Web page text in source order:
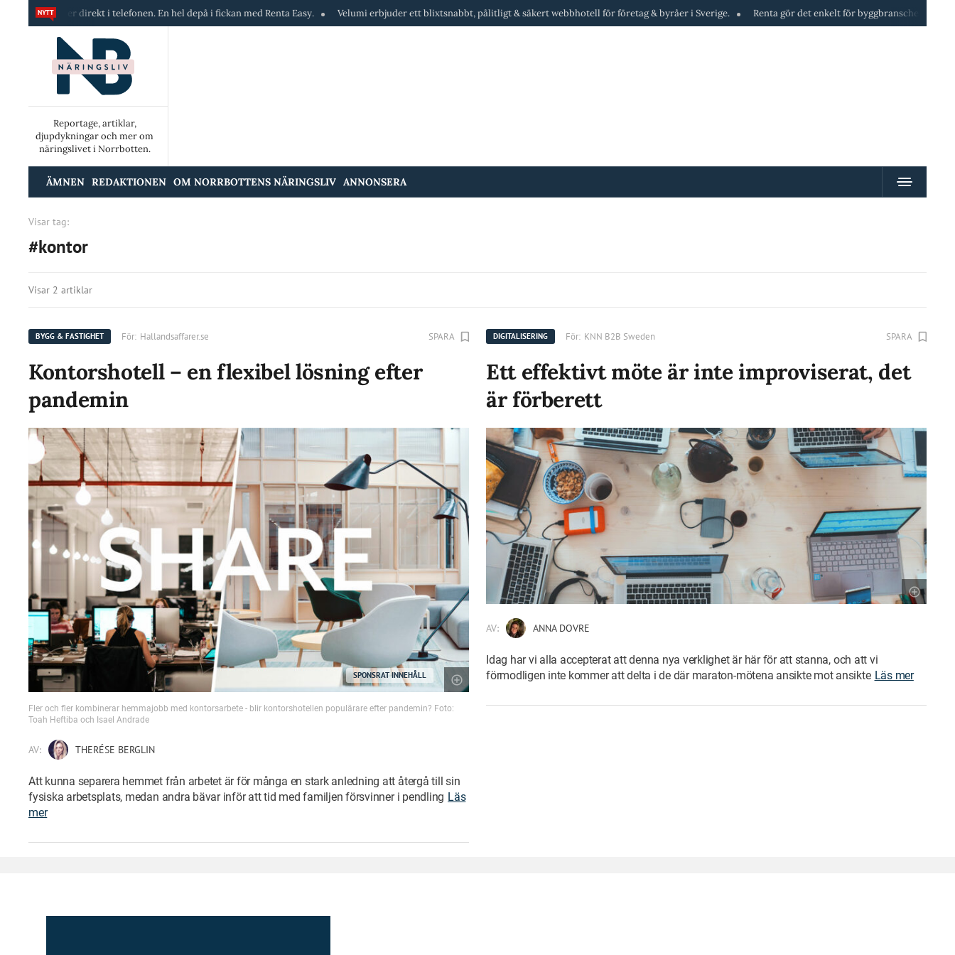
maskiner direkt i telefonen. En hel depå i fickan med Renta Easy. Velumi erbjuder ett blixtsnabbt, pålitligt & säkert webbhotell för företag & byråer i Sverige. Renta gör det enkelt för byggbranschen att hyra
Reportage, artiklar,
djupdykningar och mer om
näringslivet i Norrbotten.
ÄMNEN REDAKTIONEN OM NORRBOTTENS NÄRINGSLIV ANNONSERA
Visar tag:
#kontor
Visar 2 artiklar
BYGG & FASTIGHET För: Hallandsaffarer.se SPARA
Kontorshotell – en flexibel lösning efter
pandemin
SPONSRAT INNEHÅLL
Fler och fler kombinerar hemmajobb med kontorsarbete - blir kontorshotellen populärare efter pandemin? Foto:
Toah Heftiba och Isael Andrade
AV: THERÉSE BERGLIN
Att kunna separera hemmet från arbetet är för många en stark anledning att återgå till sin
fysiska arbetsplats, medan andra bävar inför att tid med familjen försvinner i pendling Läs
mer
DIGITALISERING För: KNN B2B Sweden SPARA
Ett effektivt möte är inte improviserat, det
är förberett
AV: ANNA DOVRE
Idag har vi alla accepterat att denna nya verklighet är här för att stanna, och att vi
förmodligen inte kommer att delta i de där maraton-mötena ansikte mot ansikte Läs mer